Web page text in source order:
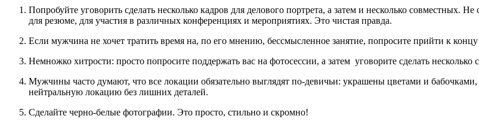
Попробуйте уговорить сделать несколько кадров для делового портрета, а затем и несколько совместных.
для резюме, для участия в различных конференциях и мероприятиях. Это чистая правда.
Если мужчина не хочет тратить время на, по его мнению, бессмысленное занятие, попросите прийти к
Немножко хитрости: просто попросите поддержать вас на фотосессии, а затем уговорите сделать несколько
Мужчины часто думают, что все локации обязательно выглядят по-девичьи: украшены цветами и
нейтральную локацию без лишних деталей.
Сделайте черно-белые фотографии. Это просто, стильно и скромно!